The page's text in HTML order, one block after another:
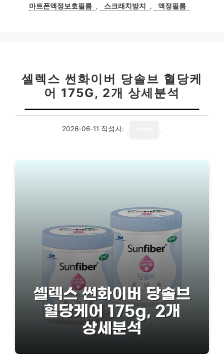
마트폰액정보호필름 , 스크래치방지 , 액정필름
셀렉스 썬화이버 당솔브 혈당케
어 175G, 2개 상세분석
2026-06-11 작성자: